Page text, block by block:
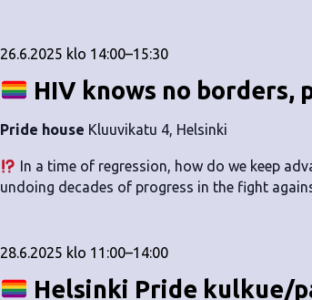
HIV knows no borders,
26.6.2025 klo 14:00–15:30
Pride house Kluuvikatu 4, Helsinki
In a time of regression, how do we keep
undoing decades of progress in the fight
Helsinki Pride kulkue/
28.6.2025 klo 11:00–14:00